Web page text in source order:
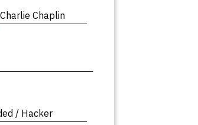
Chaplin
/ Hacker